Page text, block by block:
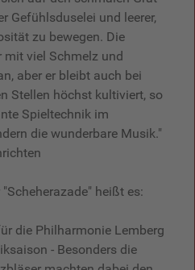
Gefühlsduselei und leerer,
zu bewegen. Die
mit viel Schmelz und
aber er bleibt auch bei
Stellen höchst kultiviert, so
Spieltechnik im
die wunderbare Musik."
heißt es:
die Philharmonie Lemberg
- Besonders die